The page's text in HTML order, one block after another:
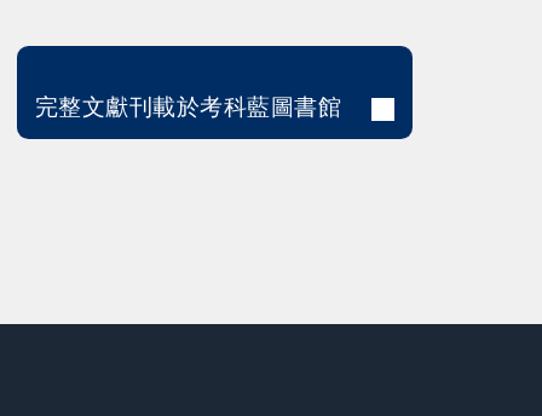
完整文獻刊載於考科藍圖書館